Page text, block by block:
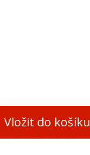
Vložit do košíku